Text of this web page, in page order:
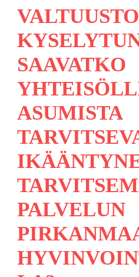
SAAVATKO
ASUMISTA
PALVELUN